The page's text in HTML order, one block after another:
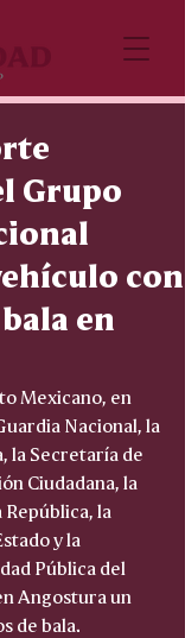
Grupo
con
en
Mexicano, en
Nacional, la
la Secretaría de
Ciudadana, la
la
y la
Pública del
Angostura un
de bala.